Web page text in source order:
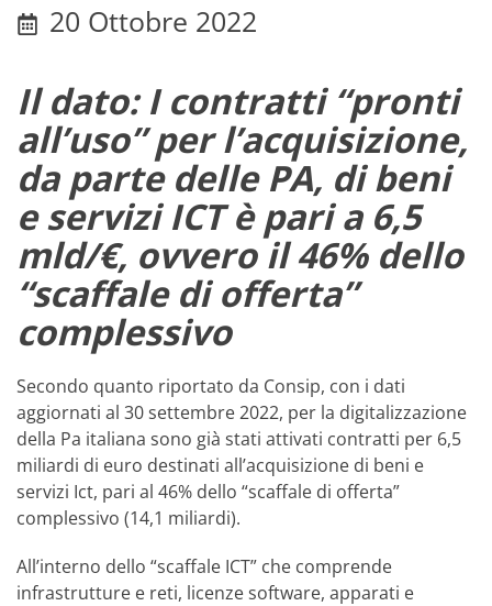
20 Ottobre 2022
Il dato: I contratti “pronti
all’uso” per l’acquisizione,
da parte delle PA, di beni
e servizi ICT è pari a 6,5
mld/€, ovvero il 46% dello
“scaffale di offerta”
complessivo
Secondo quanto riportato da Consip, con i dati
aggiornati al 30 settembre 2022, per la digitalizzazione
della Pa italiana sono già stati attivati contratti per 6,5
miliardi di euro destinati all’acquisizione di beni e
servizi Ict, pari al 46% dello “scaffale di offerta”
complessivo (14,1 miliardi).
All’interno dello “scaffale ICT” che comprende
infrastrutture e reti, licenze software, apparati e